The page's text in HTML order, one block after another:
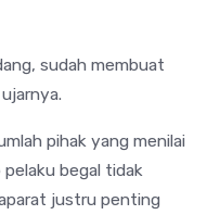
sudah membuat
pihak yang menilai
begal tidak
justru penting